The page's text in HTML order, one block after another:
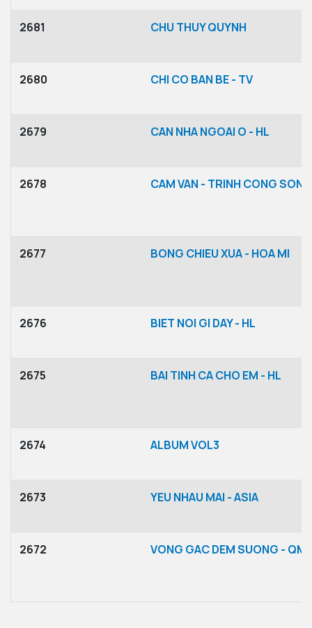
2681 CHU THUY QUYNH
2680 CHI CO BAN BE - TV
2679 CAN NHA NGOAI O - HL
2678 CAM VAN - TRINH CONG SON
2677 BONG CHIEU XUA - HOA MI
2676 BIET NOI GI DAY - HL
2675 BAI TINH CA CHO EM - HL
2674 ALBUM VOL3
2673 YEU NHAU MAI - ASIA
2672 VONG GAC DEM SUONG - QM